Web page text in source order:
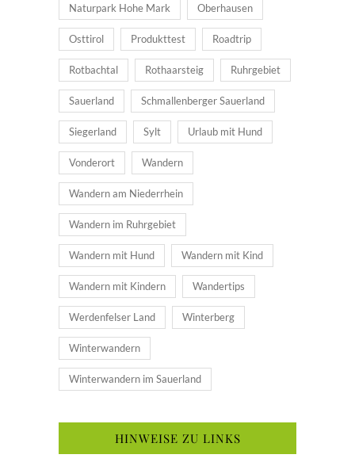
Naturpark Hohe Mark Oberhausen
Osttirol Produkttest Roadtrip
Rotbachtal Rothaarsteig Ruhrgebiet
Sauerland Schmallenberger Sauerland
Siegerland Sylt Urlaub mit Hund
Vonderort Wandern
Wandern am Niederrhein
Wandern im Ruhrgebiet
Wandern mit Hund Wandern mit Kind
Wandern mit Kindern Wandertips
Werdenfelser Land Winterberg
Winterwandern
Winterwandern im Sauerland
HINWEISE ZU LINKS